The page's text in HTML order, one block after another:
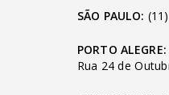
SÃO PAULO:
PORTO ALEGRE:
Rua 24 de